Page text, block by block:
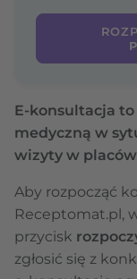
E-konsultacja
medyczną w
wizyty w
Aby rozpocząć
Receptomat.pl,
przycisk
zgłosić się z